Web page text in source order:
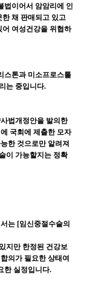
법이어서 암암리에 인
채 판매되고 있고
여성건강을 위협하
스톤과 미소프로스톨
는 중입니다.
법개정안을 발의한
국회에 제출한 모자
한 것으로만 알려져
이 가능할지는 정확
는 [임신중절수술의
지만 한정된 건강보
의가 필요한 상태여
한 실정입니다.